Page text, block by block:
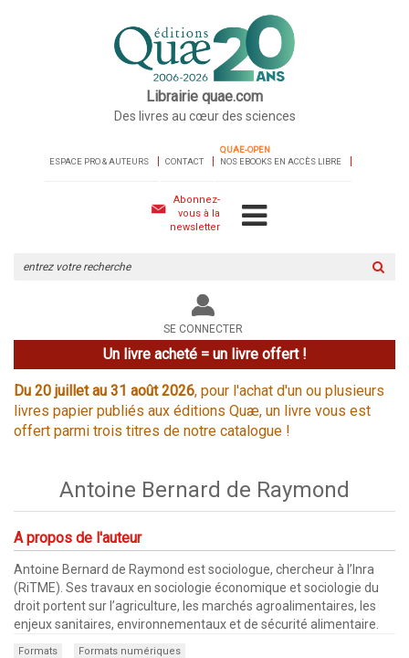
Librairie quae.com
Des livres au cœur des sciences
ESPACE PRO & AUTEURS CONTACT
QUAE-OPEN
NOS EBOOKS EN ACCÈS LIBRE
Abonnez-
vous à la
newsletter
le
site
SE CONNECTER
Un livre acheté = un livre offert !
Du 20 juillet au 31 août 2026, pour l'achat d'un ou plusieurs
livres papier publiés aux éditions Quæ, un livre vous est
offert parmi trois titres de notre catalogue !
Antoine Bernard de Raymond
A propos de l'auteur
Antoine Bernard de Raymond est sociologue, chercheur à l’Inra
(RiTME). Ses travaux en sociologie économique et sociologie du
droit portent sur l’agriculture, les marchés agroalimentaires, les
enjeux sanitaires, environnementaux et de sécurité alimentaire.
Formats Formats numériques